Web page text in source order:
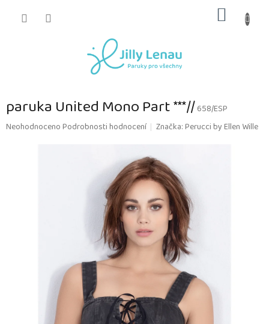
KOŠÍK
paruka United Mono Part ***//658/ESP
Průměrné
NeohodnocenoPodrobnosti hodnocení Značka:Perucci by Ellen Wille